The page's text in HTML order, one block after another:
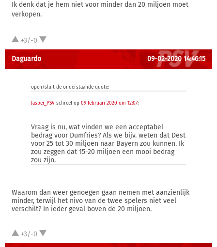
Ik denk dat je hem niet voor minder dan 20 miljoen moet
verkopen.
+3/-0
Daguardo 09-02-2020 14:46:15
open/sluit de onderstaande quote:
Jasper_PSV schreef op 09 februari 2020 om 12:07:
Vraag is nu, wat vinden we een acceptabel
bedrag voor Dumfries? Als we bijv. weten dat Dest
voor 25 tot 30 miljoen naar Bayern zou kunnen. Ik
zou zeggen dat 15-20 miljoen een mooi bedrag
zou zijn.
Waarom dan weer genoegen gaan nemen met aanzienlijk
minder, terwijl het nivo van de twee spelers niet veel
verschilt? In ieder geval boven de 20 miljoen.
+3/-0